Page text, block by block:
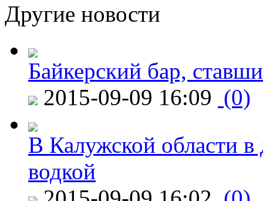
Другие новости
Байкерский бар,
2015-09-09 16:09 (0)
В Калужской области в
водкой